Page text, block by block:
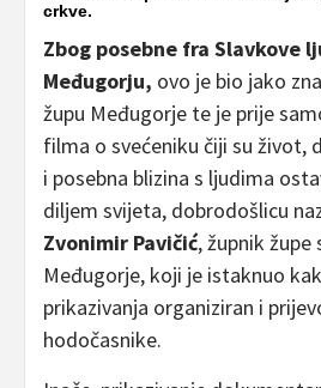
crkve.
Zbog posebne fra Slavkove
Međugorju, ovo je bio jako
župu Međugorje te je prije
filma o svećeniku čiji su život,
i posebna blizina s ljudima
diljem svijeta, dobrodošlicu
Zvonimir Pavičić, župnik župe
Međugorje, koji je istaknuo
prikazivanja organiziran i
hodočasnike.